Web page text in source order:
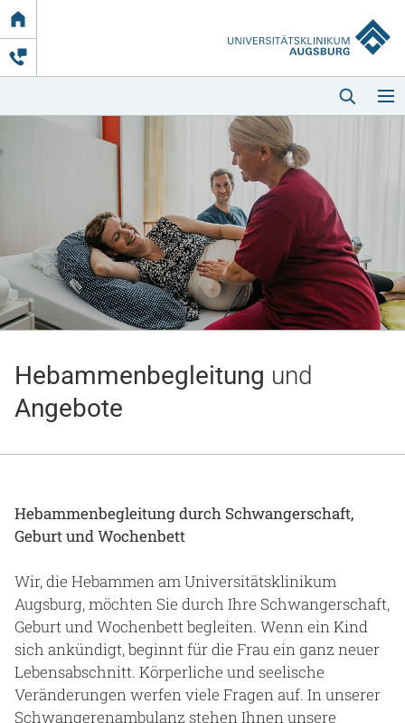
Link
zur
Startseite
Startseite
Kliniken & Einrichtungen
Beruf & Karriere
Notaufnahme
Anreise
Hebammenbegleitung und
Angebote
Hebammenbegleitung durch Schwangerschaft,
Geburt und Wochenbett
Wir, die Hebammen am Universitätsklinikum
Augsburg, möchten Sie durch Ihre Schwangerschaft,
Geburt und Wochenbett begleiten. Wenn ein Kind
sich ankündigt, beginnt für die Frau ein ganz neuer
Lebensabschnitt. Körperliche und seelische
Veränderungen werfen viele Fragen auf. In unserer
Schwangerenambulanz stehen Ihnen unsere